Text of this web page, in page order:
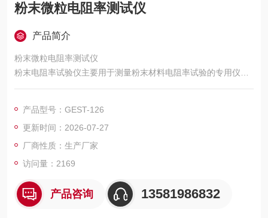
粉末微粒电阻率测试仪
产品简介
粉末微粒电阻率测试仪
粉末电阻率试验仪主要用于测量粉末材料电阻率试验的专用仪器.
由于粉末材料的密实度不同,在松装和振实密度条件下,所测试得到
阻,要求在规定的压力条件下进行测试.便于进行有效数据的测试及
对比.
产品型号：GEST-126
更新时间：2026-07-27
厂商性质：生产厂家
访问量：2169
产品咨询 13581986832